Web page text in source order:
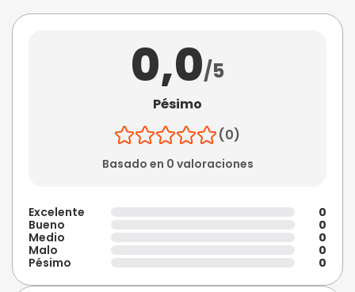
0,0/5
Pésimo
(0)
Basado en 0 valoraciones
Excelente
0
Bueno
0
Medio
0
Malo
0
Pésimo
0